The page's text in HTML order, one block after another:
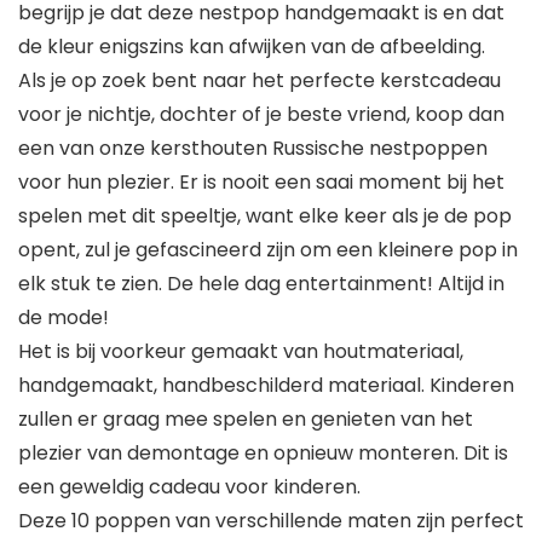
begrijp je dat deze nestpop handgemaakt is en dat
de kleur enigszins kan afwijken van de afbeelding.
Als je op zoek bent naar het perfecte kerstcadeau
voor je nichtje, dochter of je beste vriend, koop dan
een van onze kersthouten Russische nestpoppen
voor hun plezier. Er is nooit een saai moment bij het
spelen met dit speeltje, want elke keer als je de pop
opent, zul je gefascineerd zijn om een kleinere pop in
elk stuk te zien. De hele dag entertainment! Altijd in
de mode!
Het is bij voorkeur gemaakt van houtmateriaal,
handgemaakt, handbeschilderd materiaal. Kinderen
zullen er graag mee spelen en genieten van het
plezier van demontage en opnieuw monteren. Dit is
een geweldig cadeau voor kinderen.
Deze 10 poppen van verschillende maten zijn perfect